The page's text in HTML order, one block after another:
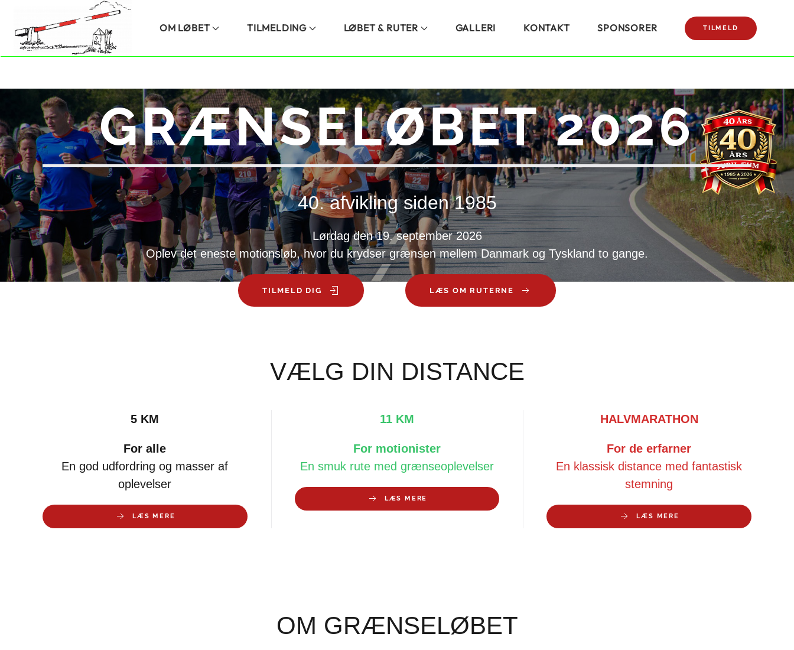
Skip to main content OM LØBET TILMELDING LØBET & RUTER GALLERI KONTAKT SPONSORER TILMELD
GRÆNSELØBET 2026
40. afvikling siden 1985
Lørdag den 19. september 2026
Oplev det eneste motionsløb, hvor du krydser grænsen mellem Danmark og Tyskland to gange.
TILMELD DIG LÆS OM RUTERNE
VÆLG DIN DISTANCE
5 KM
For alle
En god udfordring og masser af
oplevelser
LÆS MERE
11 KM
For motionister
En smuk rute med grænseoplevelser
LÆS MERE
HALVMARATHON
For de erfarner
En klassisk distance med fantastisk
stemning
LÆS MERE
OM GRÆNSELØBET